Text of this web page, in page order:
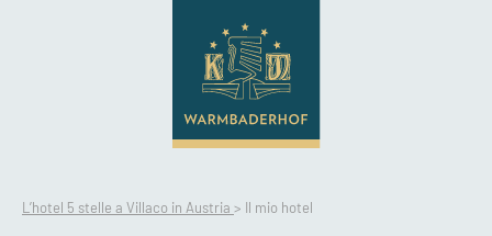
L’hotel 5 stelle a Villaco in Austria > Il mio hotel